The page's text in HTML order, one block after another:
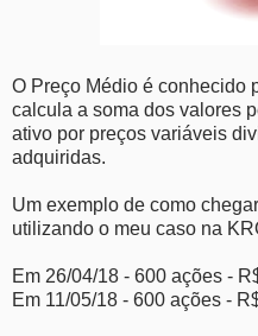
O Preço Médio é conhecido
calcula a soma dos valores
ativo por preços variáveis
adquiridas.
Um exemplo de como
utilizando o meu caso na
Em 26/04/18 - 600 ações -
Em 11/05/18 - 600 ações -